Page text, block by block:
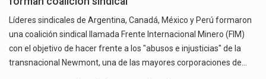
Líderes sindicales de Argentina, Canadá, México y Perú formaron
una coalición sindical llamada Frente Internacional Minero (FIM)
con el objetivo de hacer frente a los "abusos e injusticias" de la
transnacional Newmont, una de las mayores corporaciones de…